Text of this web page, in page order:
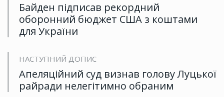
Байден підписав рекордний
оборонний бюджет США з коштами
для України
НАСТУПНИЙ ДОПИС
Апеляційний суд визнав голову Луцької
райради нелегітимно обраним